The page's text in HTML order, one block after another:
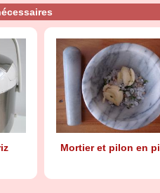
Mortier et pilon en